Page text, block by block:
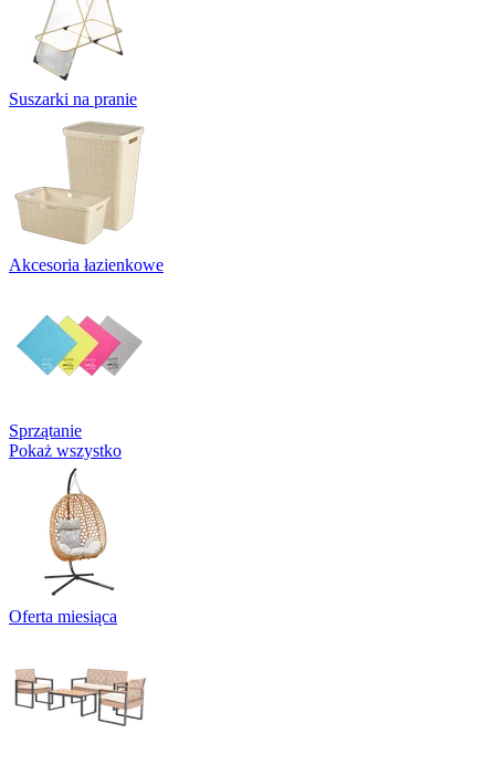
Suszarki na pranie
Akcesoria łazienkowe
Sprzątanie
Pokaż wszystko
Oferta miesiąca